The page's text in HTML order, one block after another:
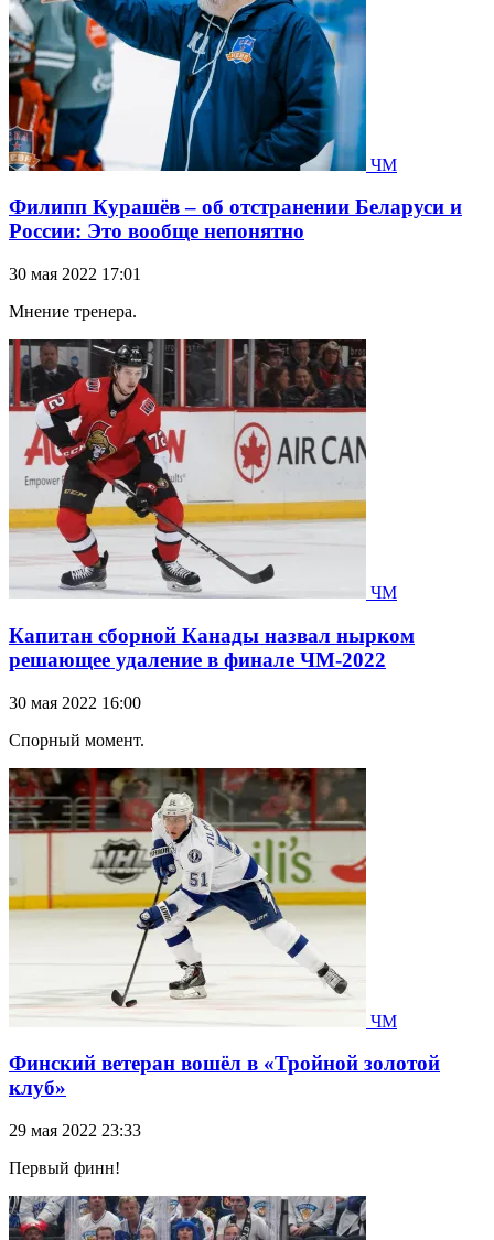
ЧМ
Филипп Курашёв – об отстранении Беларуси и
России: Это вообще непонятно
30 мая 2022 17:01
Мнение тренера.
ЧМ
Капитан сборной Канады назвал нырком
решающее удаление в финале ЧМ-2022
30 мая 2022 16:00
Спорный момент.
ЧМ
Финский ветеран вошёл в «Тройной золотой
клуб»
29 мая 2022 23:33
Первый финн!